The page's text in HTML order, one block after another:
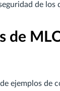
de los
de
ejemplos de